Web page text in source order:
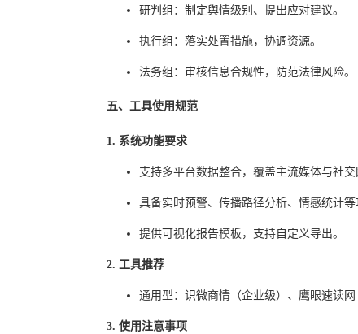
研判组：制定舆情级别、提出应对建议。
执行组：落实处置措施，协调资源。
法务组：审核信息合规性，防范法律风险。
五、工具使用规范
1. 系统功能要求
支持多平台数据整合，覆盖主流媒体与社交
具备实时预警、传播路径分析、情感统计等
提供可视化报告模板，支持自定义导出。
2. 工具推荐
通用型：识微商情（企业级）、鹰眼速读网
3. 使用注意事项